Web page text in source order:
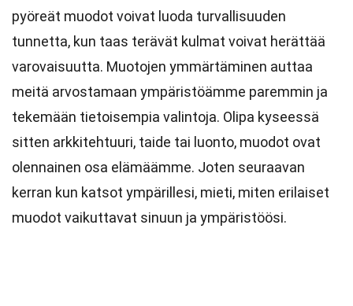
pyöreät muodot voivat luoda turvallisuuden
tunnetta, kun taas terävät kulmat voivat herättää
varovaisuutta. Muotojen ymmärtäminen auttaa
meitä arvostamaan ympäristöämme paremmin ja
tekemään tietoisempia valintoja. Olipa kyseessä
sitten arkkitehtuuri, taide tai luonto, muodot ovat
olennainen osa elämäämme. Joten seuraavan
kerran kun katsot ympärillesi, mieti, miten erilaiset
muodot vaikuttavat sinuun ja ympäristöösi.